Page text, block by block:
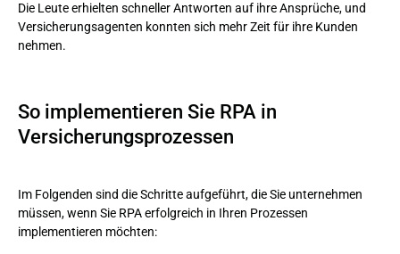
Die Leute erhielten schneller Antworten auf ihre Ansprüche, und
Versicherungsagenten konnten sich mehr Zeit für ihre Kunden
nehmen.
So implementieren Sie RPA in
Versicherungsprozessen
Im Folgenden sind die Schritte aufgeführt, die Sie unternehmen
müssen, wenn Sie RPA erfolgreich in Ihren Prozessen
implementieren möchten: